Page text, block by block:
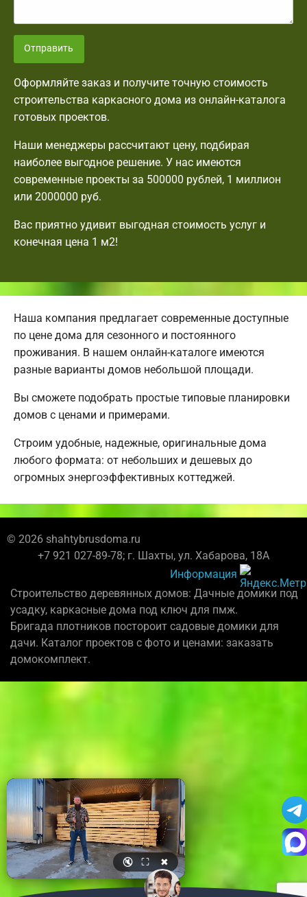
Отправить
Оформляйте заказ и получите точную стоимость
строительства каркасного дома из онлайн-каталога
готовых проектов.
Наши менеджеры рассчитают цену, подбирая
наиболее выгодное решение. У нас имеются
современные проекты за 500000 рублей, 1 миллион
или 2000000 руб.
Вас приятно удивит выгодная стоимость услуг и
конечная цена 1 м2!
Наша компания предлагает современные доступные
по цене дома для сезонного и постоянного
проживания. В нашем онлайн-каталоге имеются
разные варианты домов небольшой площади.
Вы сможете подобрать простые типовые планировки
домов с ценами и примерами.
Строим удобные, надежные, оригинальные дома
любого формата: от небольших и дешевых до
огромных энергоэффективных коттеджей.
© 2026 shahtybrusdoma.ru
+7 921 027-89-78; г. Шахты, ул. Хабарова, 18А
Информация
Строительство деревянных домов: Дачные домики под
усадку, каркасные дома под ключ для пмж.
Бригада плотников постороит садовые домики для
дачи. Каталог проектов с фото и ценами: заказать
домокомплект.
🔇 ⛶ ✖